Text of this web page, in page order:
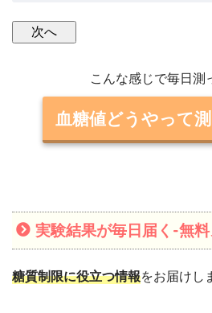
こんな感じで毎日測
血糖値どうやって
実験結果が毎日届く-無
糖質制限に役立つ情報をお届けし